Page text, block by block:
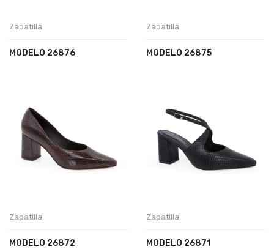
Zapatilla
MODELO 26876
Zapatilla
MODELO 26875
Zapatilla
MODELO 26872
Zapatilla
MODELO 26871